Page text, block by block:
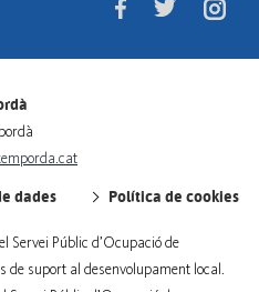
dades Política de cookies
Servei Públic d’Ocupació de
de suport al desenvolupament local.